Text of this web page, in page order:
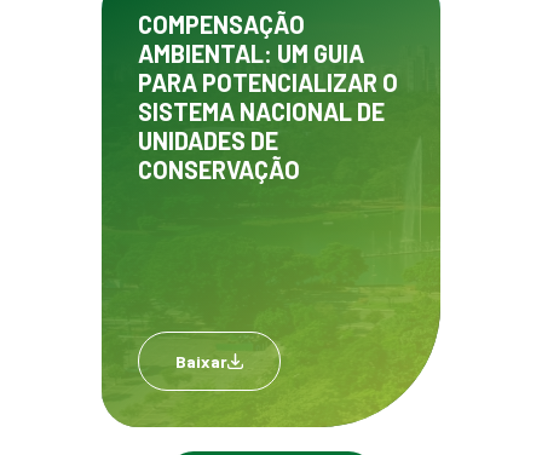
COMPENSAÇÃO
AMBIENTAL: UM GUIA
PARA POTENCIALIZAR O
SISTEMA NACIONAL DE
UNIDADES DE
CONSERVAÇÃO
Baixar